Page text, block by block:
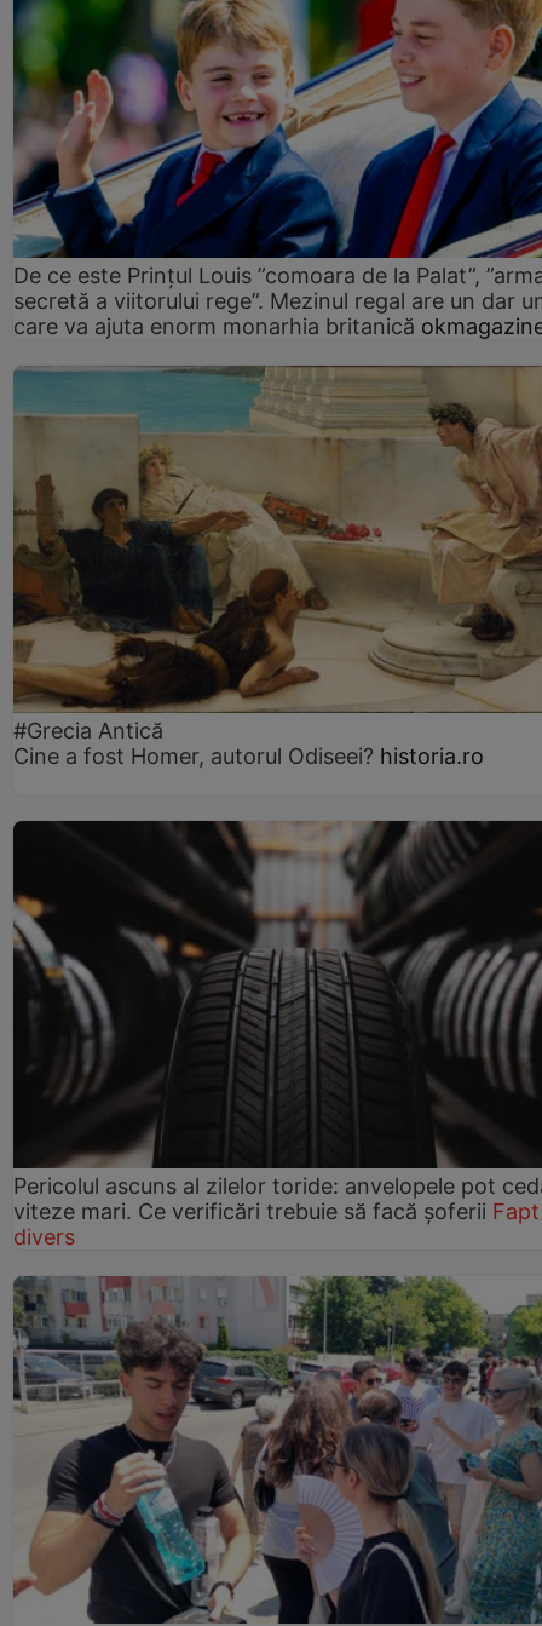
De ce este Prințul Louis ”comoara de la Palat”,
secretă a viitorului rege”. Mezinul regal are un dar
care va ajuta enorm monarhia britanică
#Grecia Antică
Cine a fost Homer, autorul Odiseei? historia.ro
Pericolul ascuns al zilelor toride: anvelopele pot
viteze mari. Ce verificări trebuie să facă șoferii Fapt
divers